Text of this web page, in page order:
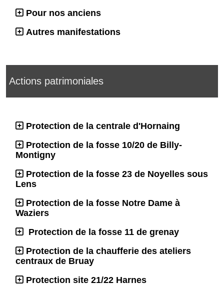
Pour nos anciens
Autres manifestations
Actions patrimoniales
Protection de la centrale d'Hornaing
Protection de la fosse 10/20 de Billy-
Montigny
Protection de la fosse 23 de Noyelles sous
Lens
Protection de la fosse Notre Dame à
Waziers
Protection de la fosse 11 de grenay
Protection de la chaufferie des ateliers
centraux de Bruay
Protection site 21/22 Harnes